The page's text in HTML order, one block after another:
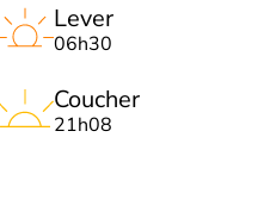
Lever
06h30
Coucher
21h08